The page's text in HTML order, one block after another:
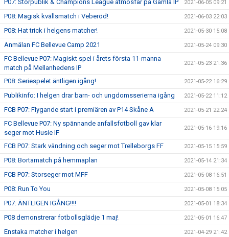
P07: Storpublik & Champions League atmosfär på Gamla IP 2021-06-05 09:21
P08: Magisk kvällsmatch i Veberöd! 2021-06-03 22:03
P08: Hat trick i helgens matcher! 2021-05-30 15:08
Anmälan FC Bellevue Camp 2021 2021-05-24 09:30
FC Bellevue P07: Magiskt spel i årets första 11-manna
match på Mellanhedens IP
2021-05-23 21:36
P08: Seriespelet äntligen igång! 2021-05-22 16:29
Publikinfo: I helgen drar barn- och ungdomsserierna igång 2021-05-22 11:12
FCB P07: Flygande start i premiären av P14 Skåne A 2021-05-21 22:24
FC Bellevue P07: Ny spännande anfallsfotboll gav klar
seger mot Husie IF
2021-05-16 19:16
FCB P07: Stark vändning och seger mot Trelleborgs FF 2021-05-15 15:59
P08: Bortamatch på hemmaplan 2021-05-14 21:34
FCB P07: Storseger mot MFF 2021-05-08 16:51
P08: Run To You 2021-05-08 15:05
P07: ÄNTLIGEN IGÅNG!!!! 2021-05-01 18:34
P08 demonstrerar fotbollsglädje 1 maj! 2021-05-01 16:47
Enstaka matcher i helgen 2021-04-29 21:42